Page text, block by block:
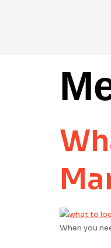
When you